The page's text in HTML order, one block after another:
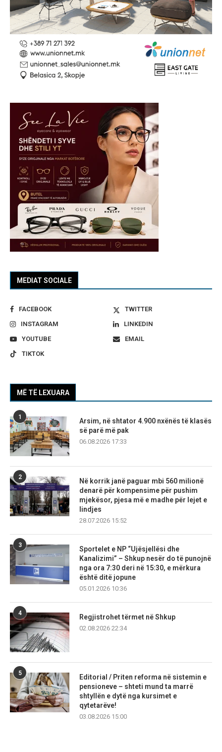
MEDIAT SOCIALE
FACEBOOK
TWITTER
INSTAGRAM
LINKEDIN
YOUTUBE
EMAIL
TIKTOK
MË TË LEXUARA
1
Arsim, në shtator 4.900 nxënës të klasës
së parë më pak
06.08.2026 17:33
2
Në korrik janë paguar mbi 560 milionë
denarë për kompensime për pushim
mjekësor, pjesa më e madhe për lejet e
lindjes
28.07.2026 15:52
3
Sportelet e NP “Ujësjellësi dhe
Kanalizimi” – Shkup nesër do të punojnë
nga ora 7:30 deri në 15:30, e mërkura
është ditë jopune
05.01.2026 10:36
4
Regjistrohet tërmet në Shkup
02.08.2026 22:34
5
Editorial / Priten reforma në sistemin e
pensioneve – shteti mund ta marrë
shtyllën e dytë nga kursimet e
qytetarëve!
03.08.2026 15:00